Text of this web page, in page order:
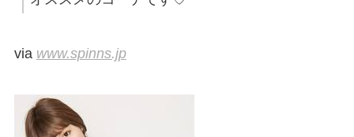
via www.spinns.jp